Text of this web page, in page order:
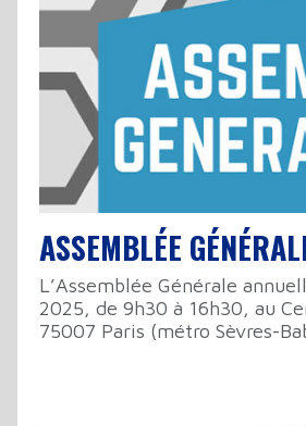
ASSEMBLÉE
L’Assemblée Générale
2025, de 9h30 à 16h30, au
75007 Paris (métro Sèvres-